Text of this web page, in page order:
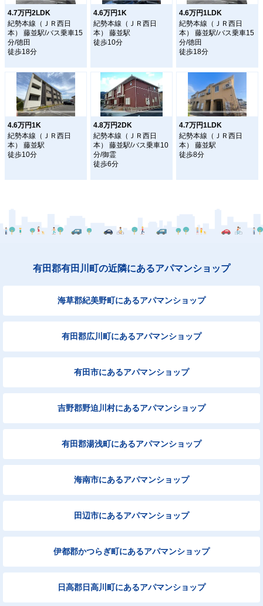
4.7万円2LDK
紀勢本線（ＪＲ西日
本） 藤並駅/バス乗車15
分/徳田
徒歩18分
4.6万円1K
紀勢本線（ＪＲ西日
本） 藤並駅
徒歩10分
4.6万円1LDK
紀勢本線（ＪＲ西日
本） 藤並駅/バス乗車15
分/徳田
徒歩18分
4.6万円1K
紀勢本線（ＪＲ西日
本） 藤並駅
徒歩10分
4.8万円2DK
紀勢本線（ＪＲ西日
本） 藤並駅/バス乗車10
分/御霊
徒歩6分
4.7万円1LDK
紀勢本線（ＪＲ西日
本） 藤並駅
徒歩8分
有田郡有田川町の近隣にあるアパマンショップ
海草郡紀美野町にあるアパマンショップ
有田郡広川町にあるアパマンショップ
有田市にあるアパマンショップ
吉野郡野迫川村にあるアパマンショップ
有田郡湯浅町にあるアパマンショップ
海南市にあるアパマンショップ
田辺市にあるアパマンショップ
伊都郡かつらぎ町にあるアパマンショップ
日高郡日高川町にあるアパマンショップ